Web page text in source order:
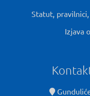
Statut,
Izjava